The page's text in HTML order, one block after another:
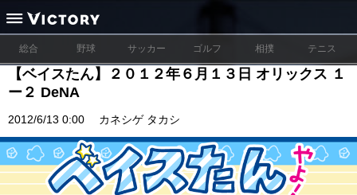
総合 野球 サッカー ゴルフ 相撲 テニス
【ベイスたん】２０１２年６月１３日 オリックス １
ー２ DeNA
2012/6/13 0:00 カネシゲ タカシ